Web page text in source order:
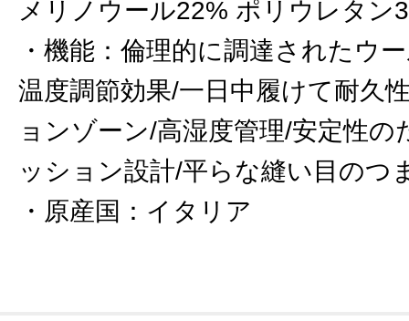
メリノウール22% ポリウレタン
機能 ： 倫理的に調達されたウ
温度調節効果/一日中履けて耐久
ョンゾーン/高湿度管理/安定性
ッション設計/平らな縫い目のつ
原産国 ： イタリア